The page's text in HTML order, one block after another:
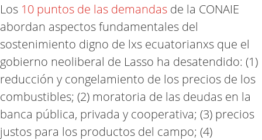
Los 10 puntos de las demandas de la CONAIE
abordan aspectos fundamentales del
sostenimiento digno de lxs ecuatorianxs que el
gobierno neoliberal de Lasso ha desatendido: (1)
reducción y congelamiento de los precios de los
combustibles; (2) moratoria de las deudas en la
banca pública, privada y cooperativa; (3) precios
justos para los productos del campo; (4)